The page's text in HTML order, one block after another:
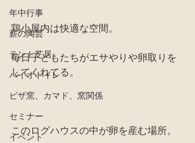
年中行事
薪の陶芸
テント芝居
バイオトイレ
ピザ窯、カマド、窯関係
セミナー
イベント
鶏小屋内は快適な空間。
毎日子どもたちがエサやりや卵取りを
してくれてる。
このログハウスの中が卵を産む場所。